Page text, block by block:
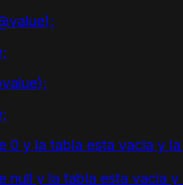
0 y la tabla esta vacia y
null y la tabla esta vacia